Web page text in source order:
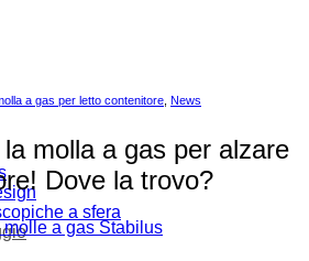
a sfera
a gas per letto contenitore News
molla a gas per alzare
Dove la trovo?